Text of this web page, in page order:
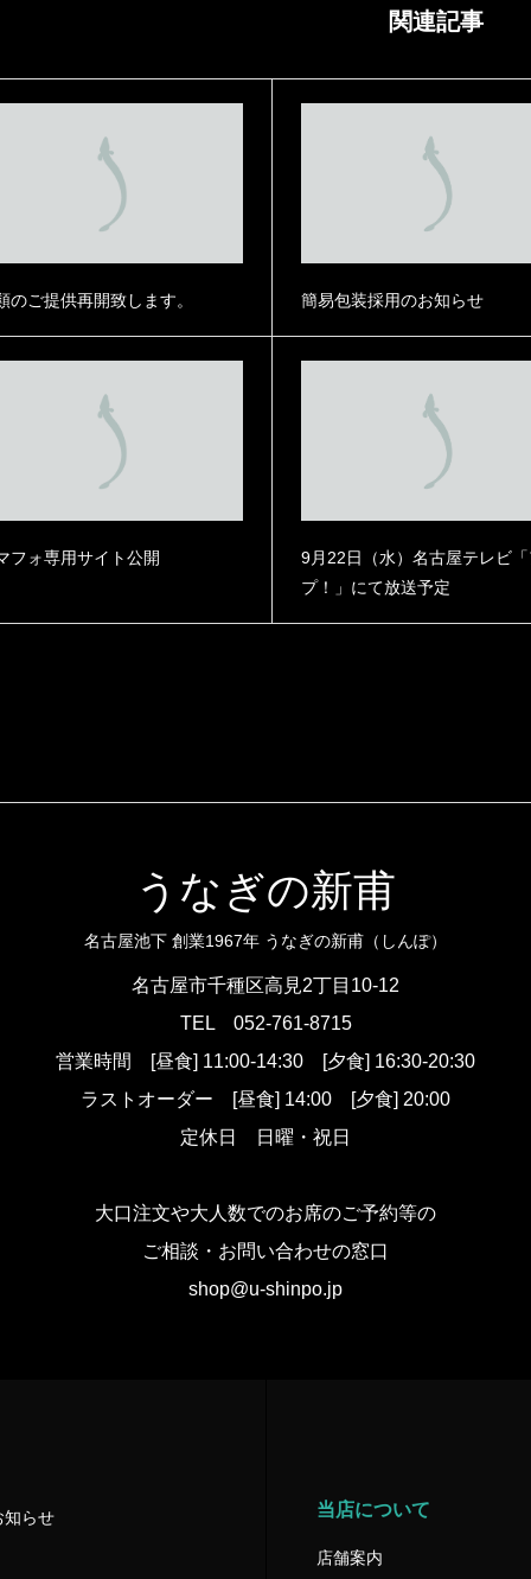
関連記事
のご提供再開致します。 簡易包装採用のお知らせ
フォ専用サイト公開
9月22日（水）名古屋テレビ「
プ！」にて放送予定
うなぎの新甫
名古屋池下 創業1967年 うなぎの新甫（しんぽ）
名古屋市千種区高見2丁目10-12
TEL 052-761-8715
営業時間
[昼食] 11:00-14:30 [夕食] 16:30-20:30
ラストオーダー
[昼食] 14:00 [夕食] 20:00
定休日 日曜・祝日
大口注文や大人数でのお席のご予約等の
ご相談・お問い合わせの窓口
shop@u-shinpo.jp
知らせ 当店について
店舗案内